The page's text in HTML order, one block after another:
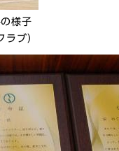
様子
ラブ）